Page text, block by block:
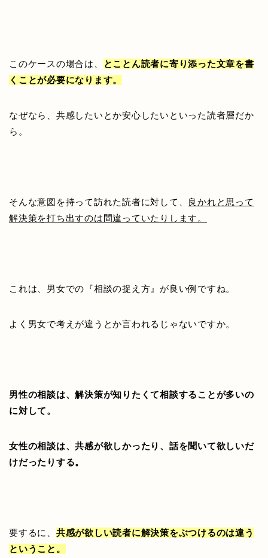
このケースの場合は、
とことん読者に寄り添った文章を書
くことが必要になります。
なぜなら、共感したいとか安心したいといった読者層だか
ら。
そんな意図を持って訪れた読者に対して、 良かれと思って
解決策を打ち出すのは間違っていたりします。
これは、男女での『相談の捉え方』が良い例ですね。
よく男女で考えが違うとか言われるじゃないですか。
男性の相談は、解決策が知りたくて相談することが多いの
に対して。
女性の相談は、共感が欲しかったり、話を聞いて欲しいだ
けだったりする。
要するに、 共感が欲しい読者に解決策をぶつけるのは違う
ということ。